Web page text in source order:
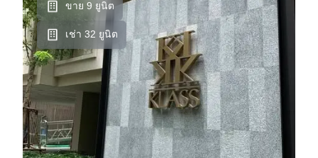
ขาย 9 ยูนิต
เช่า 32 ยูนิต